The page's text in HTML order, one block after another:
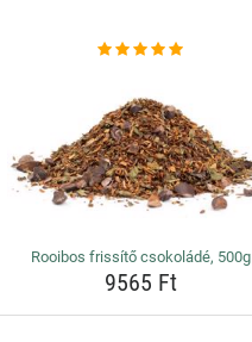
Rooibos frissítő csokoládé, 500g
9565 Ft